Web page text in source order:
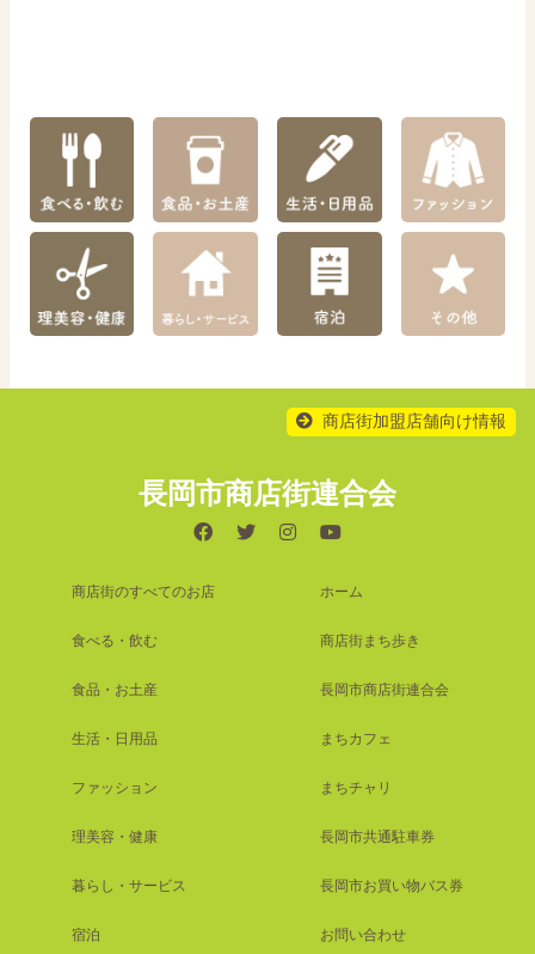
商店街加盟店舗向け情報
長岡市商店街連合会
商店街のすべてのお店
食べる・飲む
食品・お土産
生活・日用品
ファッション
理美容・健康
暮らし・サービス
宿泊
ホーム
商店街まち歩き
長岡市商店街連合会
まちカフェ
まちチャリ
長岡市共通駐車券
長岡市お買い物バス券
お問い合わせ